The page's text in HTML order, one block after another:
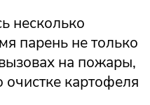
несколько
парень не только
на пожары,
очистке картофеля